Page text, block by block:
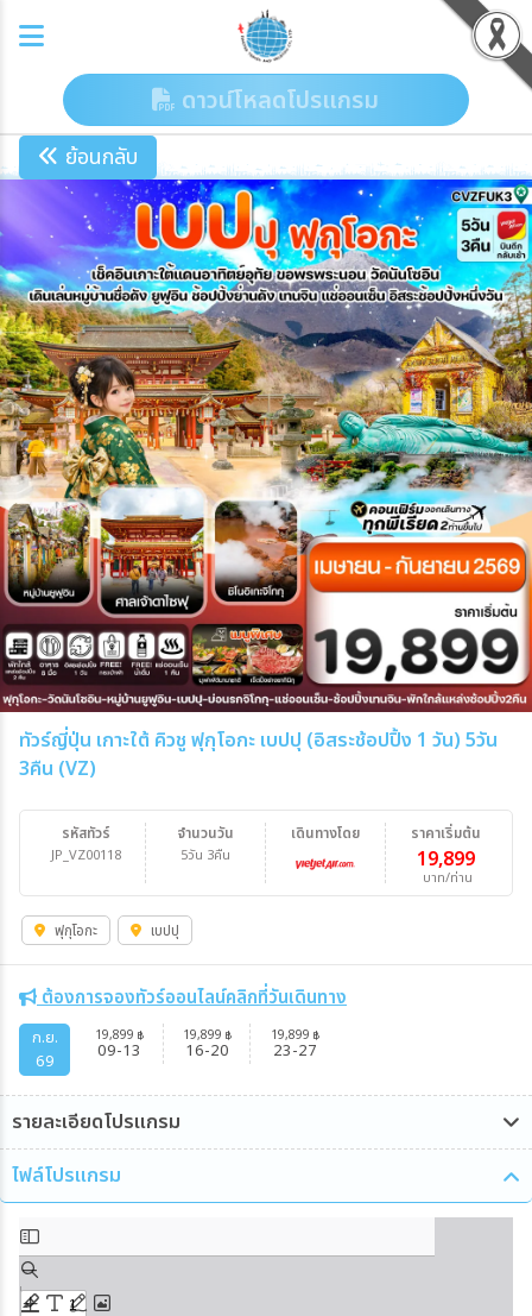
ดาวน์โหลดโปรแกรม
ย้อนกลับ
ทัวร์ญี่ปุ่น เกาะใต้ คิวชู ฟุกุโอกะ เบปปุ (อิสระช้อปปิ้ง 1 วัน) 5วัน
3คืน (VZ)
รหัสทัวร์
JP_VZ00118
จำนวนวัน
5วัน 3คืน
ราคาเริ่มต้น
19,899
บาท/ท่าน
เดินทางโดย
ฟุกุโอกะ เบปปุ
ต้องการจองทัวร์ออนไลน์คลิกที่วันเดินทาง
ก.ย.
69
19,899 ฿
09-13
19,899 ฿
16-20
19,899 ฿
23-27
รายละเอียดโปรแกรม
ไฟล์โปรแกรม